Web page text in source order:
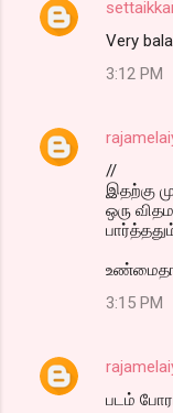
Very
3:12 PM
//
இதற்கு
ஒரு
3:15 PM
படம்